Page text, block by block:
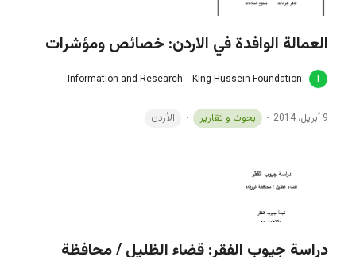
العمالة الوافدة في الاردن: خصائص ومؤشرات
Information and Research - King Hussein Foundation
9 أبريل، 2014 بحوث و تقارير الأردن
دراسة جيوب الفقر: قضاء الظليل / محافظة